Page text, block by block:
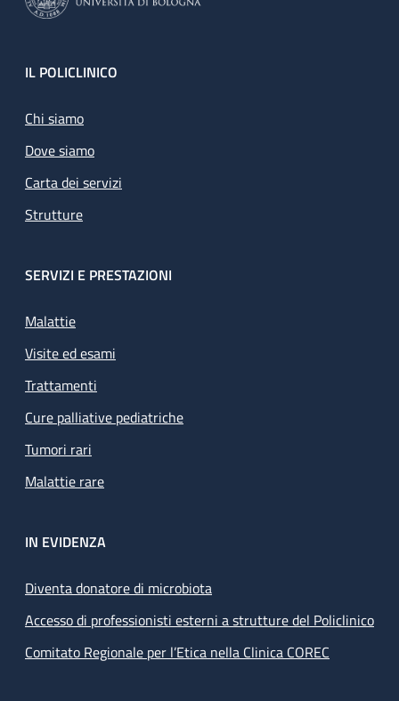
Footer
IL POLICLINICO
Chi siamo
Dove siamo
Carta dei servizi
Strutture
SERVIZI E PRESTAZIONI
Malattie
Visite ed esami
Trattamenti
Cure palliative pediatriche
Tumori rari
Malattie rare
IN EVIDENZA
Diventa donatore di microbiota
Accesso di professionisti esterni a strutture del Policlinico
Comitato Regionale per l’Etica nella Clinica COREC